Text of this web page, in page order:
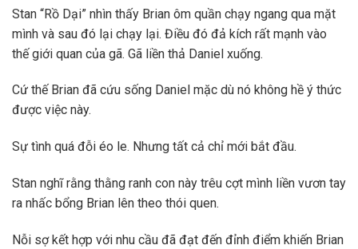
Stan “Rồ Dại” nhìn thấy Brian ôm quần chạy ngang qua mặt
mình và sau đó lại chạy lại. Điều đó đả kích rất mạnh vào
thế giới quan của gã. Gã liền thả Daniel xuống.
Cứ thế Brian đã cứu sống Daniel mặc dù nó không hề ý thức
được việc này.
Sự tình quá đỗi éo le. Nhưng tất cả chỉ mới bắt đầu.
Stan nghĩ rằng thằng ranh con này trêu cợt mình liền vươn tay
ra nhấc bổng Brian lên theo thói quen.
Nỗi sợ kết hợp với nhu cầu đã đạt đến đỉnh điểm khiến Brian